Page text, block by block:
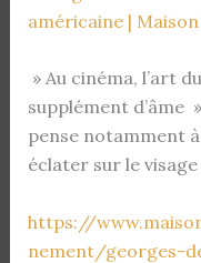
américaine |
» Au cinéma, l’art
supplément d’âme
pense notamment
éclater sur le
https://
nement/georges-